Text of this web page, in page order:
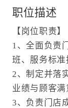
职位描述
【岗位职责】
1、全面负责
班、服务标准
2、制定并落
业绩与顾客满
3、负责门店